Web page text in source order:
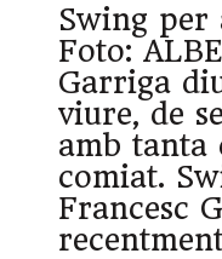
Swing per
Foto:
Garriga
viure, de
amb tanta
comiat.
Francesc